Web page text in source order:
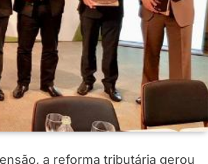
a reforma tributária gerou